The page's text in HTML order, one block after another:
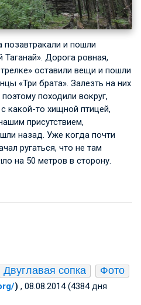
позавтракали и пошли
Дорога ровная,
оставили вещи и пошли
«Три брата». Залезть на них
походили вокруг,
какой-то хищной птицей,
присутствием,
назад. Уже когда почти
ругаться, что не там
на 50 метров в сторону.
Двуглавая сопка Фото
) , 08.08.2014 (4384 дня